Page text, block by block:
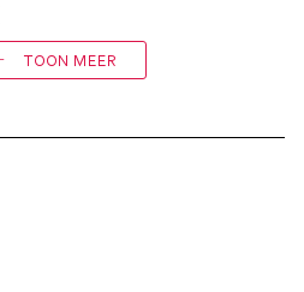
TOON MEER